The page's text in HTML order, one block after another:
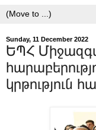
Sunday, 11 December 2022
ԵՊՀ
կրթություն